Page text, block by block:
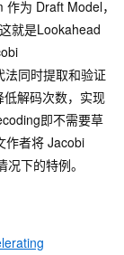
为 Draft Model，
就是Lookahead
同时提取和验证
解码次数，实现
即不需要草
作者将 Jacobi
下的特例。